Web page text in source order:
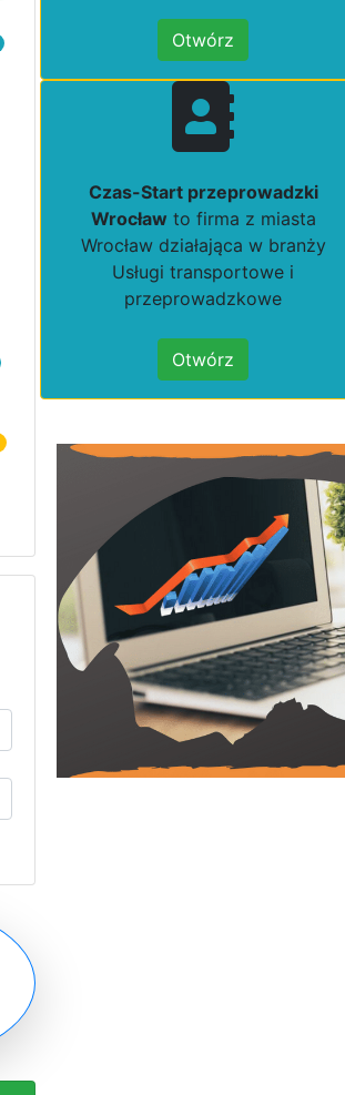
Otwórz
Czas-Start przeprowadzki
Wrocław to firma z miasta
Wrocław działająca w branży
Usługi transportowe i
przeprowadzkowe
Otwórz